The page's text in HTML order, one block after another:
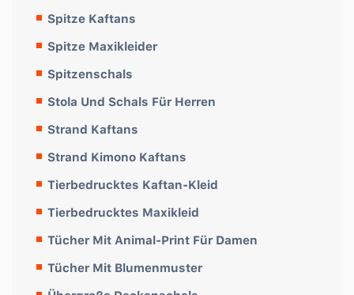
Spitze Kaftans
Spitze Maxikleider
Spitzenschals
Stola Und Schals Für Herren
Strand Kaftans
Strand Kimono Kaftans
Tierbedrucktes Kaftan-Kleid
Tierbedrucktes Maxikleid
Tücher Mit Animal-Print Für Damen
Tücher Mit Blumenmuster